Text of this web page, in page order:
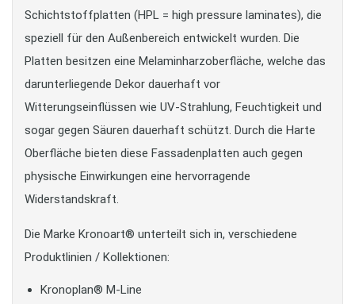
Schichtstoffplatten (HPL = high pressure laminates), die
speziell für den Außenbereich entwickelt wurden. Die
Platten besitzen eine Melaminharzoberfläche, welche das
darunterliegende Dekor dauerhaft vor
Witterungseinflüssen wie UV-Strahlung, Feuchtigkeit und
sogar gegen Säuren dauerhaft schützt. Durch die Harte
Oberfläche bieten diese Fassadenplatten auch gegen
physische Einwirkungen eine hervorragende
Widerstandskraft.
Die Marke Kronoart® unterteilt sich in, verschiedene
Produktlinien / Kollektionen:
Kronoplan® M-Line